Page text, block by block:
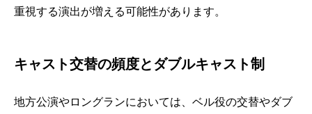
重視する演出が増える可能性があります。
キャスト交替の頻度とダブルキャスト制
地方公演やロングランにおいては、ベル役の交替やダブ